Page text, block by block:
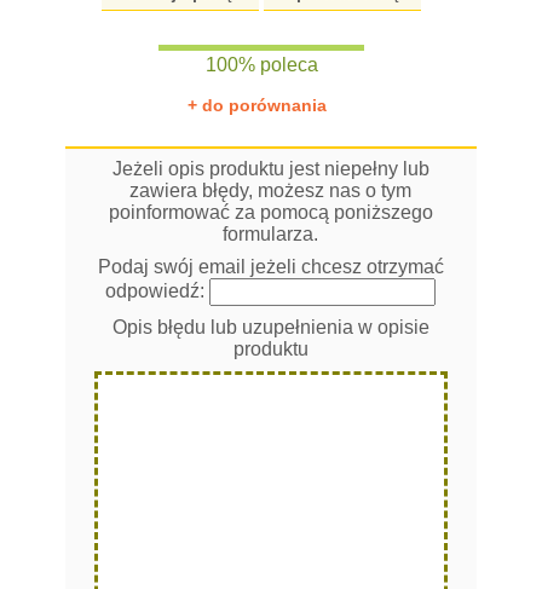
100% poleca
+ do porównania
Jeżeli opis produktu jest niepełny lub
zawiera błędy, możesz nas o tym
poinformować za pomocą poniższego
formularza.
Podaj swój email jeżeli chcesz otrzymać
odpowiedź:
Opis błędu lub uzupełnienia w opisie
produktu